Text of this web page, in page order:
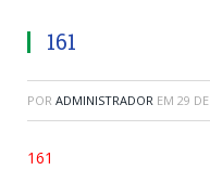
161
POR ADMINISTRADOR EM 29
161